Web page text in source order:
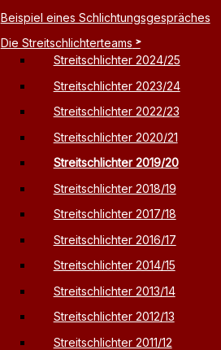
Beispiel eines Schlichtungsgespräches
Die Streitschlichterteams
Streitschlichter 2024/25
Streitschlichter 2023/24
Streitschlichter 2022/23
Streitschlichter 2020/21
Streitschlichter 2019/20
Streitschlichter 2018/19
Streitschlichter 2017/18
Streitschlichter 2016/17
Streitschlichter 2014/15
Streitschlichter 2013/14
Streitschlichter 2012/13
Streitschlichter 2011/12